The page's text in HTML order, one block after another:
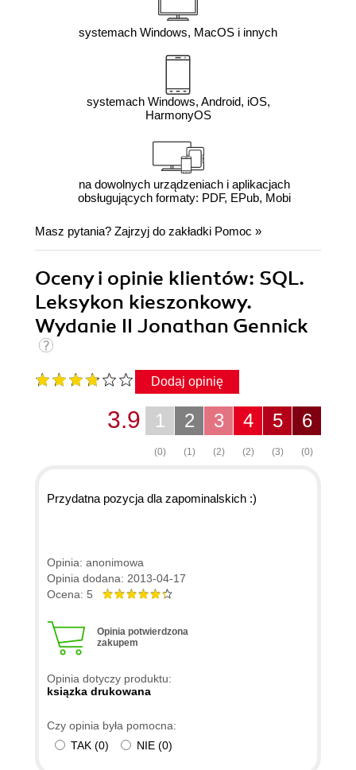
systemach Windows, MacOS i innych
systemach Windows, Android, iOS,
HarmonyOS
na dowolnych urządzeniach i aplikacjach
obsługujących formaty: PDF, EPub, Mobi
Masz pytania? Zajrzyj do zakładki Pomoc »
Oceny i opinie klientów: SQL.
Leksykon kieszonkowy.
Wydanie II Jonathan Gennick
Dodaj opinię
6
(0)
5
(3)
4
(2)
3
(2)
2
(1)
1
(0)
3.9
Przydatna pozycja dla zapominalskich :)
Opinia: anonimowa
Opinia dodana: 2013-04-17
Ocena: 5
Opinia potwierdzona
zakupem
Opinia dotyczy produktu:
ksiązka drukowana
Czy opinia była pomocna:
TAK (0) NIE (0)